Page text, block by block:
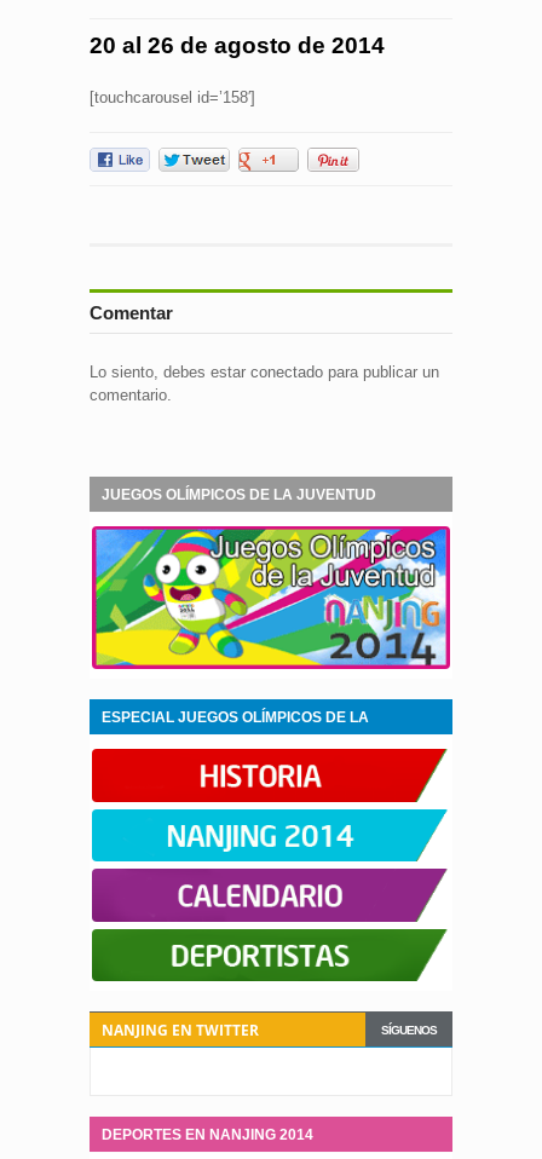
20 al 26 de agosto de 2014
[touchcarousel id=’158′]
Comentar
Lo siento, debes estar conectado para publicar un
comentario.
JUEGOS OLÍMPICOS DE LA JUVENTUD
NANJING 2014
ESPECIAL JUEGOS OLÍMPICOS DE LA
JUVENTUD NANJING 2014
SÍGUENOS
NANJING EN TWITTER
DEPORTES EN NANJING 2014